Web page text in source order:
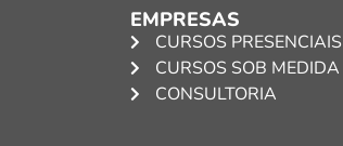
EMPRESAS
CURSOS PRESENCIAIS
CURSOS SOB MEDIDA
CONSULTORIA